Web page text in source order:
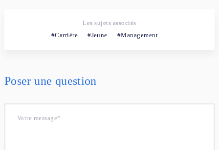
Les sujets associés
Carrière
Jeune Management
Poser une question